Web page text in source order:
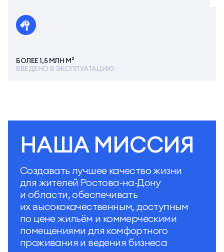
БОЛЕЕ 1,5 МЛН М²
ВВЕДЕНО В ЭКСПЛУАТАЦИЮ
НАША МИССИЯ
Создавать лучшее качество жизни
для жителей Ростова-на-Дону
и области, обеспечивать
их высококачественным, доступным
по цене жильём и коммерческими
помещениями для комфортного
проживания и ведения бизнеса